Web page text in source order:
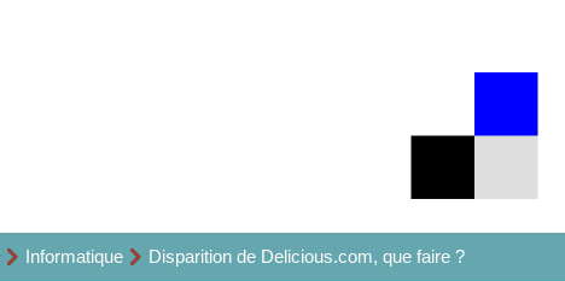
Informatique Disparition de Delicious.com, que faire ?